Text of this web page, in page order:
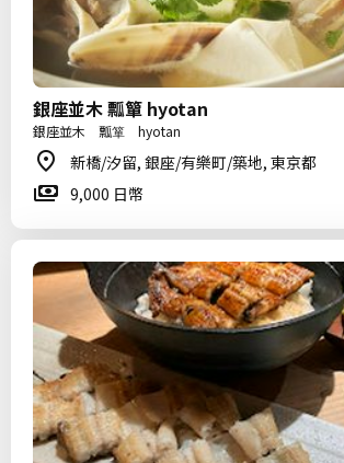
銀座並木 瓢簞 hyotan
銀座並木 瓢箪 hyotan
新橋/汐留, 銀座/有樂町/築地, 東京都
9,000 日幣